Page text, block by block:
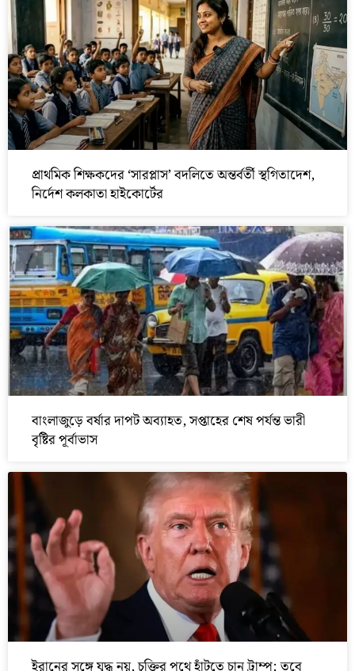
প্রাথমিক শিক্ষকদের ‘সারপ্লাস’ বদলিতে অন্তর্বর্তী স্থগিতাদেশ,
নির্দেশ কলকাতা হাইকোর্টের
বাংলাজুড়ে বর্ষার দাপট অব্যাহত, সপ্তাহের শেষ পর্যন্ত ভারী
বৃষ্টির পূর্বাভাস